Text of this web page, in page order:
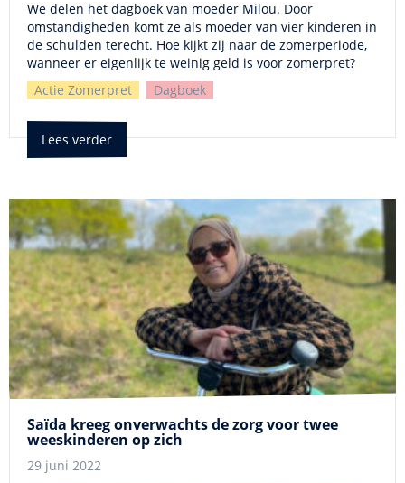
We delen het dagboek van moeder Milou. Door
omstandigheden komt ze als moeder van vier kinderen in
de schulden terecht. Hoe kijkt zij naar de zomerperiode,
wanneer er eigenlijk te weinig geld is voor zomerpret?
Actie Zomerpret
Dagboek
Lees verder
Saïda kreeg onverwachts de zorg voor twee
weeskinderen op zich
29 juni 2022